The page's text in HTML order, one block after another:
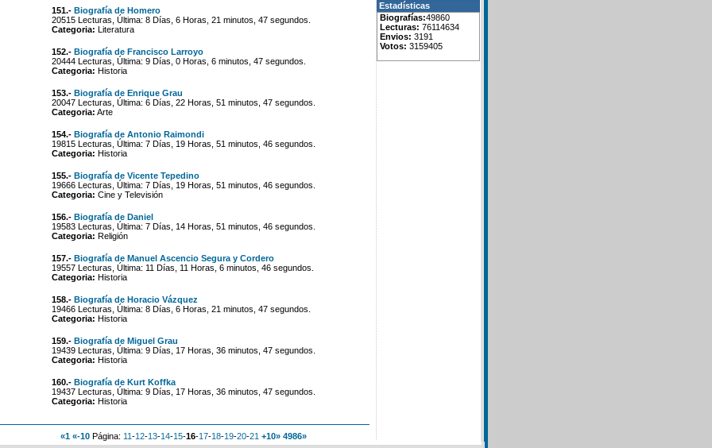
151.- Biografía de Homero
20515 Lecturas, Última: 8 Días, 6 Horas, 21 minutos, 47 segundos.
Categoria: Literatura
152.- Biografía de Francisco Larroyo
20444 Lecturas, Última: 9 Días, 0 Horas, 6 minutos, 47 segundos.
Categoria: Historia
153.- Biografía de Enrique Grau
20047 Lecturas, Última: 6 Días, 22 Horas, 51 minutos, 47 segundos.
Categoria: Arte
154.- Biografía de Antonio Raimondi
19815 Lecturas, Última: 7 Días, 19 Horas, 51 minutos, 46 segundos.
Categoria: Historia
155.- Biografía de Vicente Tepedino
19666 Lecturas, Última: 7 Días, 19 Horas, 51 minutos, 46 segundos.
Categoria: Cine y Televisión
156.- Biografía de Daniel
19583 Lecturas, Última: 7 Días, 14 Horas, 51 minutos, 46 segundos.
Categoria: Religión
157.- Biografía de Manuel Ascencio Segura y Cordero
19557 Lecturas, Última: 11 Días, 11 Horas, 6 minutos, 46 segundos.
Categoria: Historia
158.- Biografía de Horacio Vázquez
19466 Lecturas, Última: 8 Días, 6 Horas, 21 minutos, 47 segundos.
Categoria: Historia
159.- Biografía de Miguel Grau
19439 Lecturas, Última: 9 Días, 17 Horas, 36 minutos, 47 segundos.
Categoria: Historia
160.- Biografía de Kurt Koffka
19437 Lecturas, Última: 9 Días, 17 Horas, 36 minutos, 47 segundos.
Categoria: Historia
«1 «-10 Página: 11-12-13-14-15-16-17-18-19-20-21 +10» 4986»
Estadísticas
Biografías:49860
Lecturas: 76114634
Envios: 3191
Votos: 3159405